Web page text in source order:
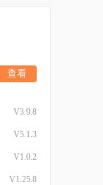
查看
V3.9.8
V5.1.3
V1.0.2
V1.25.8